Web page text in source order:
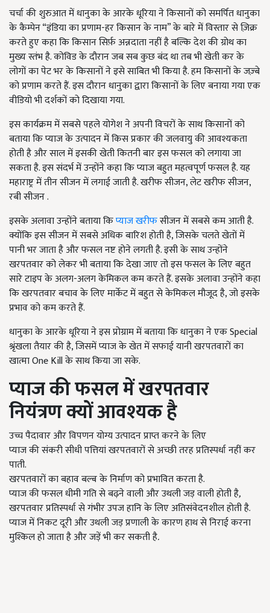
चर्चा की शुरुआत में धानुका के आरके धूरिया ने किसानों को समर्पित धानुका
के कैम्पेन “इंडिया का प्रणाम-हर किसान के नाम” के बारे में विस्तार से ज़िक्र
करते हुए कहा कि किसान सिर्फ़ अन्नदाता नहीं है बल्कि देश की ग्रोथ का
मुख्य स्तंभ है. कोविड के दौरान जब सब कुछ बंद था तब भी खेती कर के
लोगों का पेट भर के किसानों ने इसे साबित भी किया है. हम किसानों के जज़्बे
को प्रणाम करते हैं. इस दौरान धानुका द्वारा किसानों के लिए बनाया गया एक
वीडियो भी दर्शकों को दिखाया गया.
इस कार्यक्रम में सबसे पहले योगेश ने अपनी विचरों के साथ किसानों को
बताया कि प्याज के उत्पादन में किस प्रकार की जलवायु की आवश्यकता
होती है और साल में इसकी खेती कितनी बार इस फसल को लगाया जा
सकता है. इस संदर्भ में उन्होंने कहा कि प्याज बहुत महत्वपूर्ण फसल है. यह
महाराष्ट्र में तीन सीजन में लगाई जाती है. खरीफ सीजन, लेट खरीफ सीजन,
रबी सीजन .
इसके अलावा उन्होंने बताया किप्याज खरीफसीजन में सबसे कम आती है.
क्योंकि इस सीजन में सबसे अधिक बारिश होती है, जिसके चलते खेतों में
पानी भर जाता है और फसल नष्ट होने लगती है. इसी के साथ उन्होंने
खरपतवार को लेकर भी बताया कि देखा जाए तो इस फसल के लिए बहुत
सारे टाइप के अलग-अलग केमिकल कम करते हैं. इसके अलावा उन्होंने कहा
कि खरपतवार बचाव के लिए मार्केट में बहुत से केमिकल मौजूद है, जो इसके
प्रभाव को कम करते हैं.
धानुका के आरके धूरिया ने इस प्रोग्राम में बताया कि धानुका ने एक Special
श्रृंखला तैयार की है, जिसमें प्याज के खेत में सफाई यानी खरपतवारों का
खात्मा One Kill के साथ किया जा सके.
प्याज की फसल में खरपतवार
नियंत्रण क्यों आवश्यक है
उच्च पैदावार और विपणन योग्य उत्पादन प्राप्त करने के लिए
प्याज की संकरी सीधी पत्तियां खरपतवारों से अच्छी तरह प्रतिस्पर्धा नहीं कर
पाती.
खरपतवारों का बहाव बल्ब के निर्माण को प्रभावित करता है.
प्याज की फसल धीमी गति से बढ़ने वाली और उथली जड़ वाली होती है,
खरपतवार प्रतिस्पर्धा से गंभीर उपज हानि के लिए अतिसंवेदनशील होती है.
प्याज में निकट दूरी और उथली जड़ प्रणाली के कारण हाथ से निराई करना
मुश्किल हो जाता है और जड़ें भी कर सकती है.